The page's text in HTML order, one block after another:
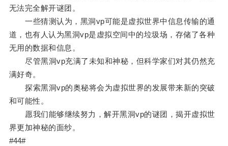
无法完全解开谜团。
一些猜测认为，黑洞vp可能是虚拟世界中信息传输的通
道，也有人认为黑洞vp是虚拟空间中的垃圾场，存储了各种
无用的数据和信息。
尽管黑洞vp充满了未知和神秘，但科学家们对其仍然充
满好奇。
探索黑洞vp的奥秘将会为虚拟世界的发展带来新的突破
和可能性。
愿我们能够继续努力，解开黑洞vp的谜团，揭开虚拟世
界更加神秘的面纱。
#44#